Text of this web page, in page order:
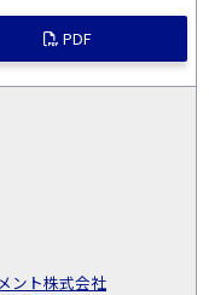
PDF
ント株式会社